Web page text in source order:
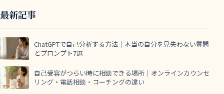
最新記事
ChatGPTで自己分析する方法｜本当の自分を見失わない質問
とプロンプト7選
自己受容がつらい時に相談できる場所｜オンラインカウンセ
リング・電話相談・コーチングの違い